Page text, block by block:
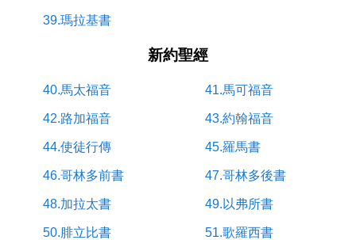
39.瑪拉基書
新約聖經
40.馬太福音 41.馬可福音
42.路加福音 43.約翰福音
44.使徒行傳 45.羅馬書
46.哥林多前書 47.哥林多後書
48.加拉太書 49.以弗所書
50.腓立比書 51.歌羅西書